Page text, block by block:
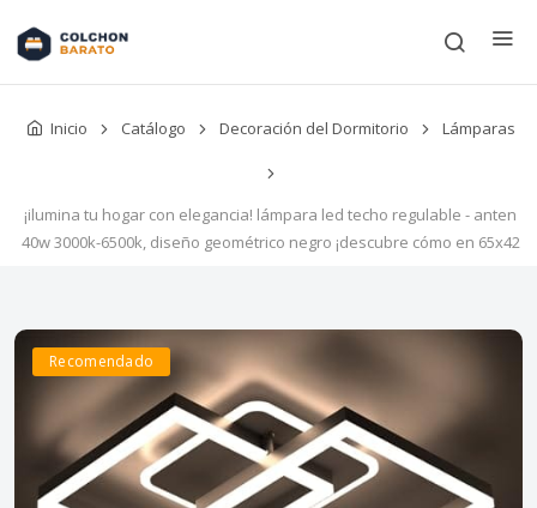
Inicio Catálogo Decoración del Dormitorio Lámparas
¡ilumina tu hogar con elegancia! lámpara led techo regulable - anten
40w 3000k-6500k, diseño geométrico negro ¡descubre cómo en 65x42
Recomendado